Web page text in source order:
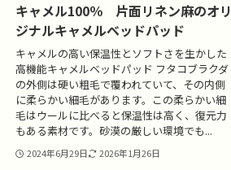
キャメル100％ 片面リネン麻のオリ
ジナルキャメルベッドパッド
キャメルの高い保温性とソフトさを生かした
高機能キャメルベッドパッド フタコブラクダ
の外側は硬い粗毛で覆われていて、その内側
に柔らかい細毛があります。この柔らかい細
毛はウールに比べると保温性は高く、復元力
もある素材です。砂漠の厳しい環境でも...
2024年6月29日 2026年1月26日